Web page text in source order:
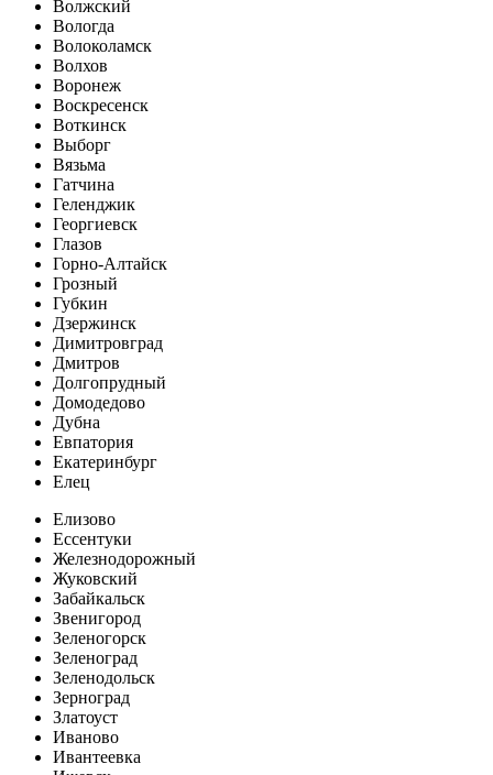
Волжский
Вологда
Волоколамск
Волхов
Воронеж
Воскресенск
Воткинск
Выборг
Вязьма
Гатчина
Геленджик
Георгиевск
Глазов
Горно-Алтайск
Грозный
Губкин
Дзержинск
Димитровград
Дмитров
Долгопрудный
Домодедово
Дубна
Евпатория
Екатеринбург
Елец
Елизово
Ессентуки
Железнодорожный
Жуковский
Забайкальск
Звенигород
Зеленогорск
Зеленоград
Зеленодольск
Зерноград
Златоуст
Иваново
Ивантеевка